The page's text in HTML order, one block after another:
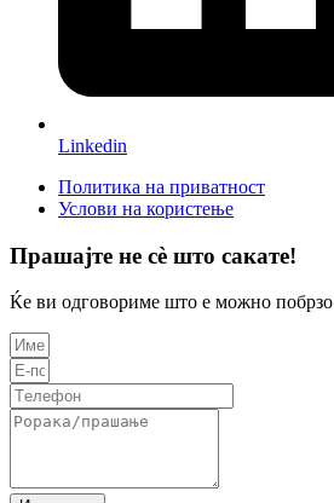
Linkedin
Политика на приватност
Услови на користење
Прашајте не сè што сакате!
Ќе ви одговориме што е можно побрзо